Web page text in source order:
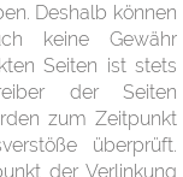
Deshalb können
keine Gewähr
Seiten ist stets
der Seiten
zum Zeitpunkt
überprüft.
der Verlinkung